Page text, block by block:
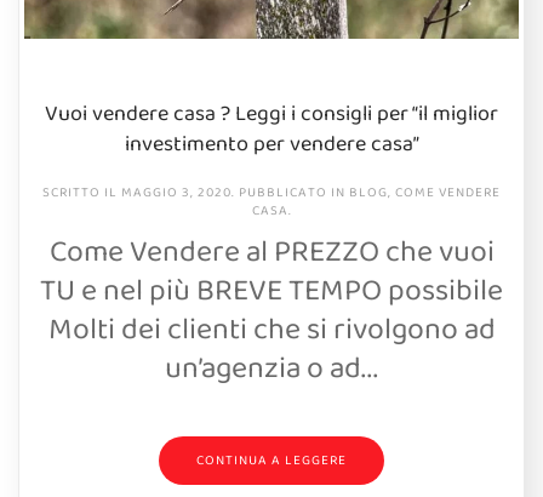
Vuoi vendere casa ? Leggi i consigli per “il miglior
investimento per vendere casa”
SCRITTO IL MAGGIO 3, 2020. PUBBLICATO IN BLOG, COME VENDERE
CASA.
Come Vendere al PREZZO che vuoi
TU e nel più BREVE TEMPO possibile
Molti dei clienti che si rivolgono ad
un’agenzia o ad...
CONTINUA A LEGGERE